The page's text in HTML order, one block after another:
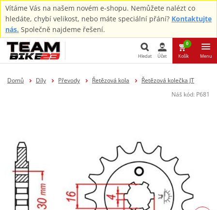
Vítáme Vás na našem novém e-shopu. Nemůžete nalézt co
hledáte, chybí velikost, nebo máte speciální přání? Kontaktujte
nás. Společně najdeme řešení.
Hledat
Hledat Účet
0
Košík Menu
Domů Díly Převody Řetězová kola
Řetězová kolečka JT
Náš kód: P681